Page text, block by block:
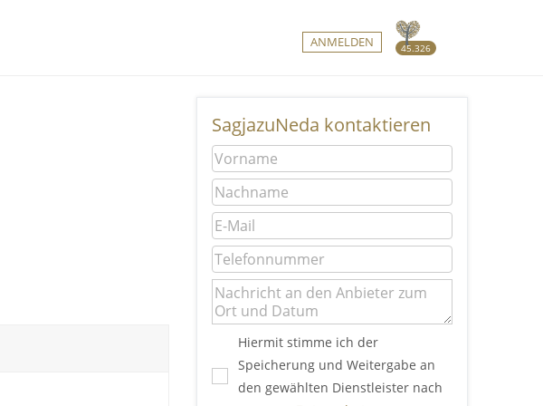
45.326
ANMELDEN
SagjazuNeda kontaktieren
Hiermit stimme ich der
Speicherung und Weitergabe an
den gewählten Dienstleister nach